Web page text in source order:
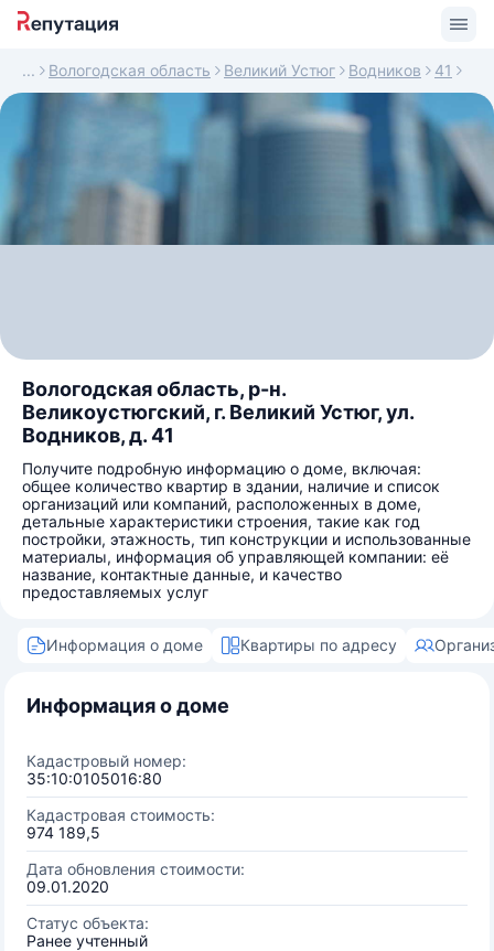
Вологодская область Великий Устюг Водников 41
Вологодская область, р-н.
Великоустюгский, г. Великий Устюг, ул.
Водников, д. 41
Получите подробную информацию о доме, включая:
общее количество квартир в здании, наличие и список
организаций или компаний, расположенных в доме,
детальные характеристики строения, такие как год
постройки, этажность, тип конструкции и использованные
материалы, информация об управляющей компании: её
название, контактные данные, и качество
предоставляемых услуг
Информация о доме Квартиры по адресу
Информация о доме
Кадастровый номер:
35:10:0105016:80
Кадастровая стоимость:
974 189,5
Дата обновления стоимости:
09.01.2020
Статус объекта:
Ранее учтенный